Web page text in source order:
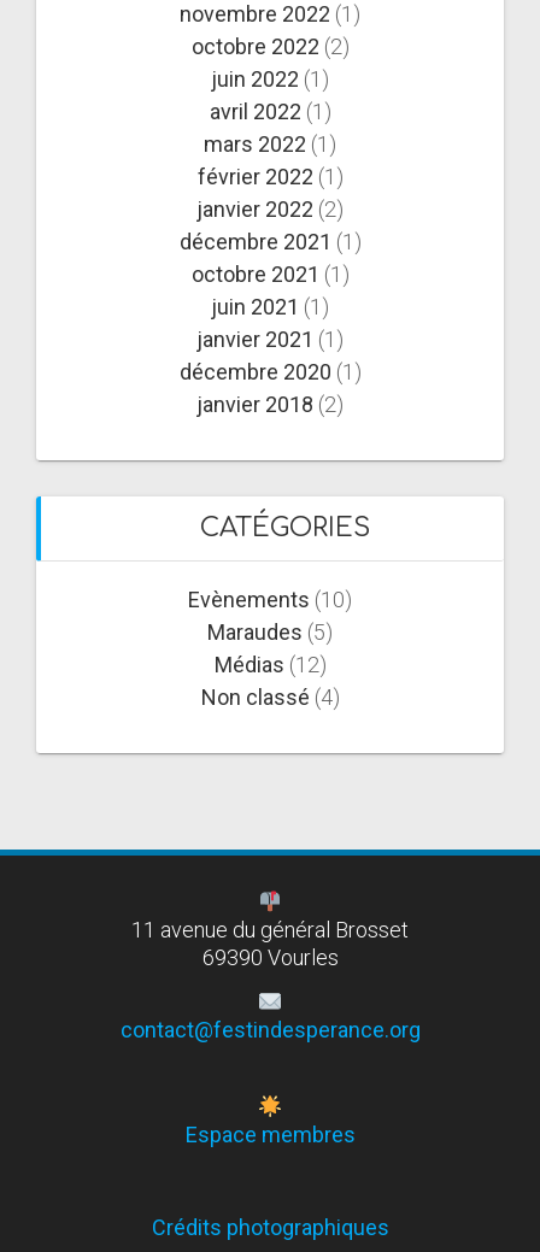
novembre 2022 (1)
octobre 2022 (2)
juin 2022 (1)
avril 2022 (1)
mars 2022 (1)
février 2022 (1)
janvier 2022 (2)
décembre 2021 (1)
octobre 2021 (1)
juin 2021 (1)
janvier 2021 (1)
décembre 2020 (1)
janvier 2018 (2)
CATÉGORIES
Evènements (10)
Maraudes (5)
Médias (12)
Non classé (4)
11 avenue du général Brosset
69390 Vourles
contact@festindesperance.org
Espace membres
Crédits photographiques